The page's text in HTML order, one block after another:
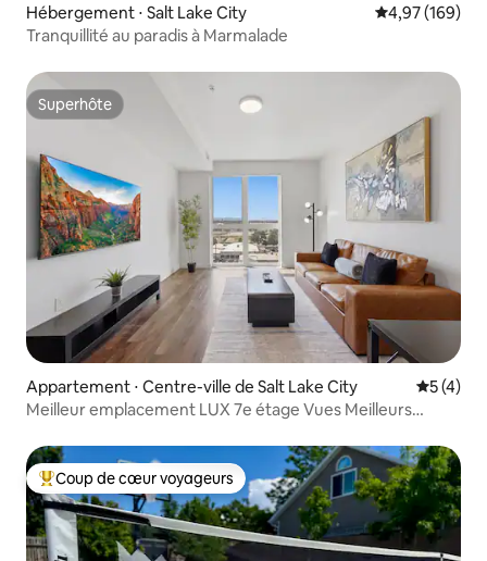
Hébergement ⋅ Salt Lake City Évaluation
4,97 (169)
Tranquillité au paradis à Marmalade
Superhôte
Superhôte
Appartement ⋅ Centre-ville de Salt Lake City
5 (4)
Meilleur emplacement LUX 7e étage Vues Meilleurs
Coups de cœur voyageurs les plus appréciés
Coup de cœur voyageurs